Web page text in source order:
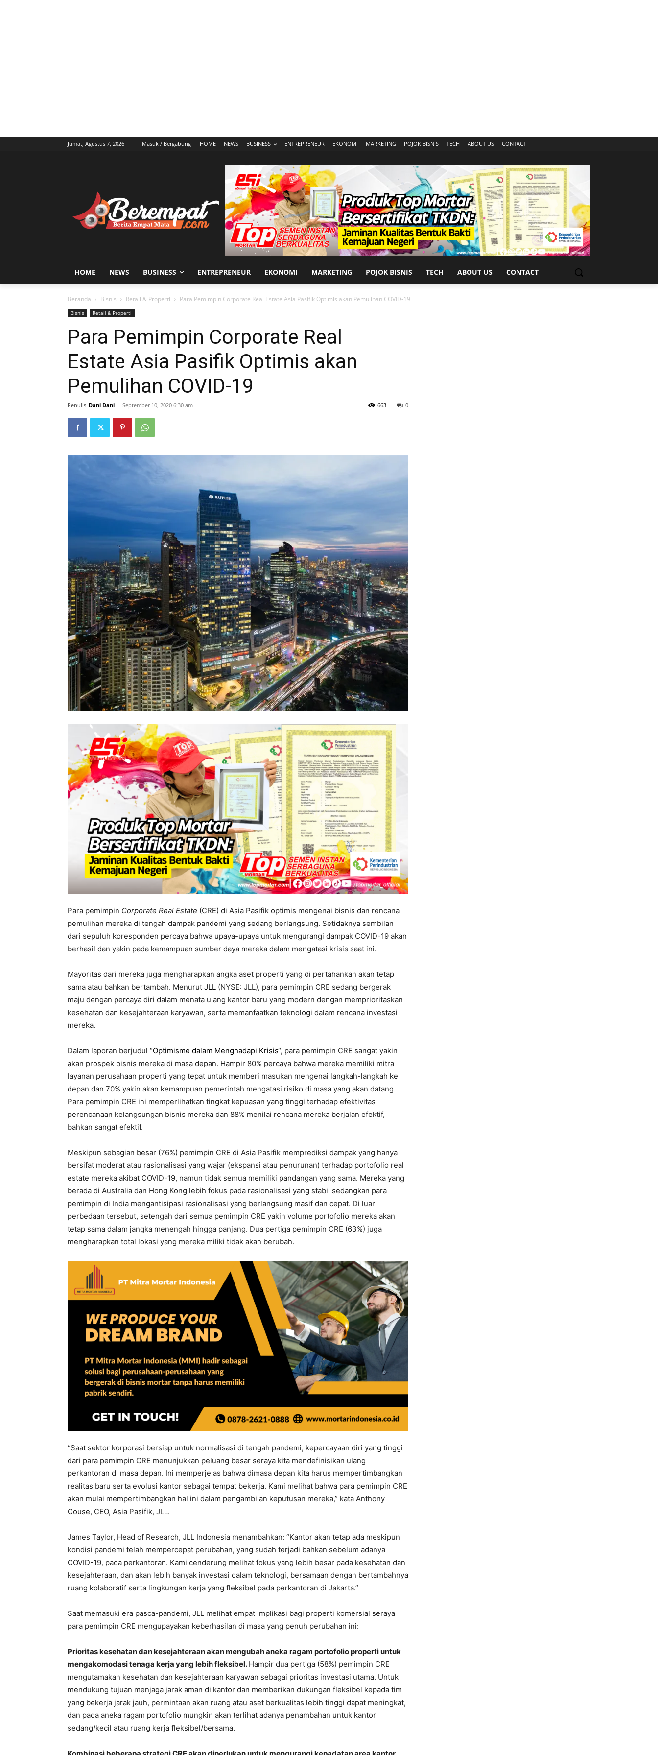
Jumat, Agustus 7, 2026 Masuk / Bergabung HOME NEWS BUSINESS ENTREPRENEUR EKONOMI MARKETING POJOK BISNIS TECH ABOUT US CONTACT
HOME NEWS BUSINESS ENTREPRENEUR EKONOMI MARKETING POJOK BISNIS TECH ABOUT US CONTACT
Beranda Bisnis Retail & Properti Para Pemimpin Corporate Real Estate Asia Pasifik Optimis akan Pemulihan COVID-19
Bisnis Retail & Properti
Para Pemimpin Corporate Real
Estate Asia Pasifik Optimis akan
Pemulihan COVID-19
Penulis Dani Dani - September 10, 2020 6:30 am 0
663
Para pemimpin Corporate Real Estate (CRE) di Asia Pasifik optimis mengenai bisnis dan rencana
pemulihan mereka di tengah dampak pandemi yang sedang berlangsung. Setidaknya sembilan
dari sepuluh koresponden percaya bahwa upaya-upaya untuk mengurangi dampak COVID-19 akan
berhasil dan yakin pada kemampuan sumber daya mereka dalam mengatasi krisis saat ini.
Mayoritas dari mereka juga mengharapkan angka aset properti yang di pertahankan akan tetap
sama atau bahkan bertambah. Menurut JLL (NYSE: JLL), para pemimpin CRE sedang bergerak
maju dengan percaya diri dalam menata ulang kantor baru yang modern dengan memprioritaskan
kesehatan dan kesejahteraan karyawan, serta memanfaatkan teknologi dalam rencana investasi
mereka.
Dalam laporan berjudul “Optimisme dalam Menghadapi Krisis“, para pemimpin CRE sangat yakin
akan prospek bisnis mereka di masa depan. Hampir 80% percaya bahwa mereka memiliki mitra
layanan perusahaan properti yang tepat untuk memberi masukan mengenai langkah-langkah ke
depan dan 70% yakin akan kemampuan pemerintah mengatasi risiko di masa yang akan datang.
Para pemimpin CRE ini memperlihatkan tingkat kepuasan yang tinggi terhadap efektivitas
perencanaan kelangsungan bisnis mereka dan 88% menilai rencana mereka berjalan efektif,
bahkan sangat efektif.
Meskipun sebagian besar (76%) pemimpin CRE di Asia Pasifik memprediksi dampak yang hanya
bersifat moderat atau rasionalisasi yang wajar (ekspansi atau penurunan) terhadap portofolio real
estate mereka akibat COVID-19, namun tidak semua memiliki pandangan yang sama. Mereka yang
berada di Australia dan Hong Kong lebih fokus pada rasionalisasi yang stabil sedangkan para
pemimpin di India mengantisipasi rasionalisasi yang berlangsung masif dan cepat. Di luar
perbedaan tersebut, setengah dari semua pemimpin CRE yakin volume portofolio mereka akan
tetap sama dalam jangka menengah hingga panjang. Dua pertiga pemimpin CRE (63%) juga
mengharapkan total lokasi yang mereka miliki tidak akan berubah.
“Saat sektor korporasi bersiap untuk normalisasi di tengah pandemi, kepercayaan diri yang tinggi
dari para pemimpin CRE menunjukkan peluang besar seraya kita mendefinisikan ulang
perkantoran di masa depan. Ini memperjelas bahwa dimasa depan kita harus mempertimbangkan
realitas baru serta evolusi kantor sebagai tempat bekerja. Kami melihat bahwa para pemimpin CRE
akan mulai mempertimbangkan hal ini dalam pengambilan keputusan mereka,” kata Anthony
Couse, CEO, Asia Pasifik, JLL.
James Taylor, Head of Research, JLL Indonesia menambahkan: “Kantor akan tetap ada meskipun
kondisi pandemi telah mempercepat perubahan, yang sudah terjadi bahkan sebelum adanya
COVID-19, pada perkantoran. Kami cenderung melihat fokus yang lebih besar pada kesehatan dan
kesejahteraan, dan akan lebih banyak investasi dalam teknologi, bersamaan dengan bertambahnya
ruang kolaboratif serta lingkungan kerja yang fleksibel pada perkantoran di Jakarta.”
Saat memasuki era pasca-pandemi, JLL melihat empat implikasi bagi properti komersial seraya
para pemimpin CRE mengupayakan keberhasilan di masa yang penuh perubahan ini:
Prioritas kesehatan dan kesejahteraan akan mengubah aneka ragam portofolio properti untuk
mengakomodasi tenaga kerja yang lebih fleksibel. Hampir dua pertiga (58%) pemimpin CRE
mengutamakan kesehatan dan kesejahteraan karyawan sebagai prioritas investasi utama. Untuk
mendukung tujuan menjaga jarak aman di kantor dan memberikan dukungan fleksibel kepada tim
yang bekerja jarak jauh, permintaan akan ruang atau aset berkualitas lebih tinggi dapat meningkat,
dan pada aneka ragam portofolio mungkin akan terlihat adanya penambahan untuk kantor
sedang/kecil atau ruang kerja fleksibel/bersama.